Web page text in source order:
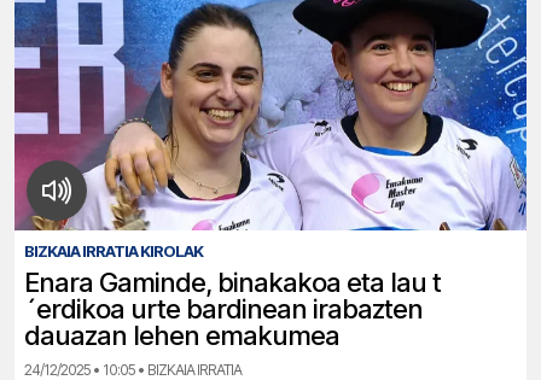
BIZKAIA IRRATIA KIROLAK
Enara Gaminde, binakakoa eta lau t
´erdikoa urte bardinean irabazten
dauazan lehen emakumea
24/12/2025 • 10:05 • BIZKAIA IRRATIA